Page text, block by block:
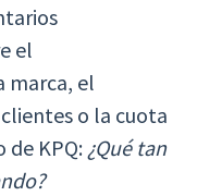
el
marca, el
o la cuota
de KPQ: ¿Qué tan